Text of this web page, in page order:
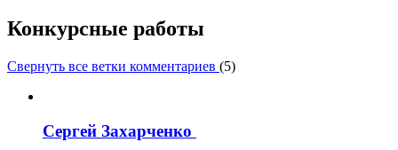
Конкурсные работы
Свернуть все ветки комментариев (5)
Сергей Захарченко